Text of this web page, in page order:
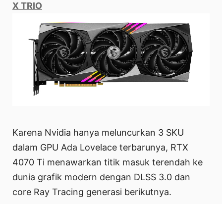
X TRIO
Karena Nvidia hanya meluncurkan 3 SKU
dalam GPU Ada Lovelace terbarunya, RTX
4070 Ti menawarkan titik masuk terendah ke
dunia grafik modern dengan DLSS 3.0 dan
core Ray Tracing generasi berikutnya.